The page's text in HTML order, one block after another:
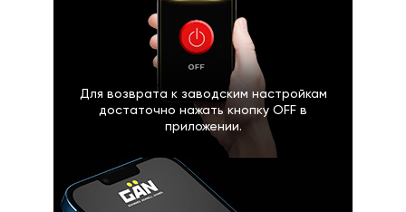
Для возврата к заводским настройкам
достаточно нажать кнопку OFF в
приложении.